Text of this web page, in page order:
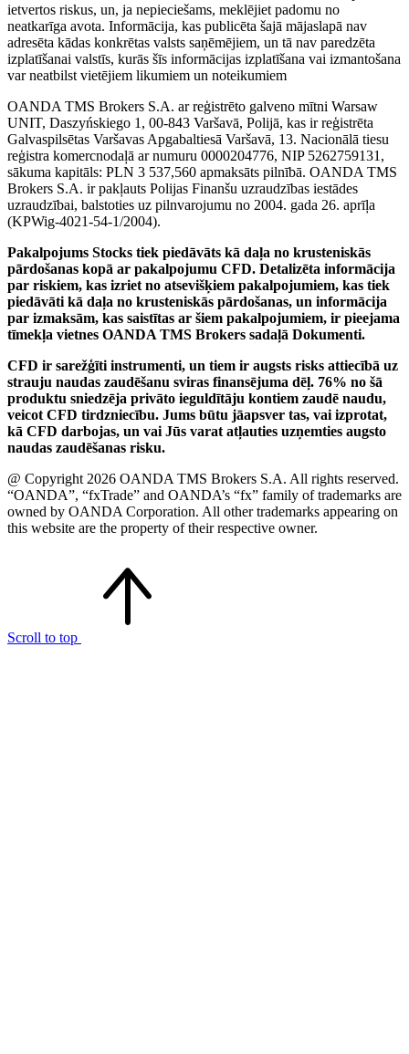
ietvertos riskus, un, ja nepieciešams, meklējiet padomu no
neatkarīga avota. Informācija, kas publicēta šajā mājaslapā nav
adresēta kādas konkrētas valsts saņēmējiem, un tā nav paredzēta
izplatīšanai valstīs, kurās šīs informācijas izplatīšana vai izmantošana
var neatbilst vietējiem likumiem un noteikumiem
OANDA TMS Brokers S.A. ar reģistrēto galveno mītni Warsaw
UNIT, Daszyńskiego 1, 00-843 Varšavā, Polijā, kas ir reģistrēta
Galvaspilsētas Varšavas Apgabaltiesā Varšavā, 13. Nacionālā tiesu
reģistra komercnodaļā ar numuru 0000204776, NIP 5262759131,
sākuma kapitāls: PLN 3 537,560 apmaksāts pilnībā. OANDA TMS
Brokers S.A. ir pakļauts Polijas Finanšu uzraudzības iestādes
uzraudzībai, balstoties uz pilnvarojumu no 2004. gada 26. aprīļa
(KPWig-4021-54-1/2004).
Pakalpojums Stocks tiek piedāvāts kā daļa no krusteniskās
pārdošanas kopā ar pakalpojumu CFD. Detalizēta informācija
par riskiem, kas izriet no atsevišķiem pakalpojumiem, kas tiek
piedāvāti kā daļa no krusteniskās pārdošanas, un informācija
par izmaksām, kas saistītas ar šiem pakalpojumiem, ir pieejama
tīmekļa vietnes OANDA TMS Brokers sadaļā Dokumenti.
CFD ir sarežģīti instrumenti, un tiem ir augsts risks attiecībā uz
strauju naudas zaudēšanu sviras finansējuma dēļ. 76% no šā
produktu sniedzēja privāto ieguldītāju kontiem zaudē naudu,
veicot CFD tirdzniecību. Jums būtu jāapsver tas, vai izprotat,
kā CFD darbojas, un vai Jūs varat atļauties uzņemties augsto
naudas zaudēšanas risku.
@ Copyright 2026 OANDA TMS Brokers S.A. All rights reserved.
“OANDA”, “fxTrade” and OANDA’s “fx” family of trademarks are
owned by OANDA Corporation. All other trademarks appearing on
this website are the property of their respective owner.
Scroll to top